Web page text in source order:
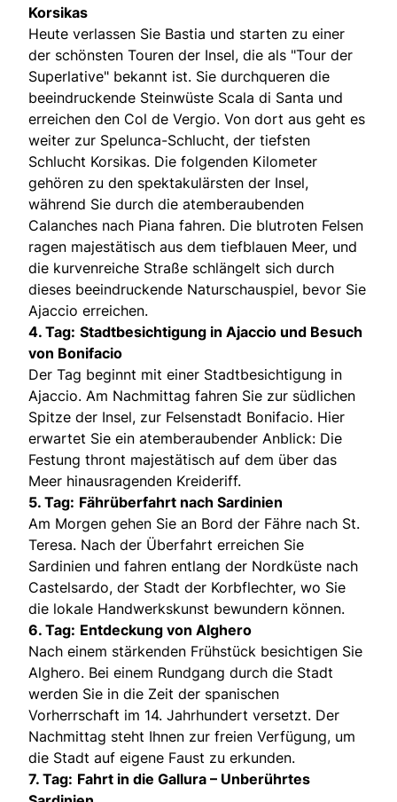
Korsikas
Heute verlassen Sie Bastia und starten zu einer
der schönsten Touren der Insel, die als "Tour der
Superlative" bekannt ist. Sie durchqueren die
beeindruckende Steinwüste Scala di Santa und
erreichen den Col de Vergio. Von dort aus geht es
weiter zur Spelunca-Schlucht, der tiefsten
Schlucht Korsikas. Die folgenden Kilometer
gehören zu den spektakulärsten der Insel,
während Sie durch die atemberaubenden
Calanches nach Piana fahren. Die blutroten Felsen
ragen majestätisch aus dem tiefblauen Meer, und
die kurvenreiche Straße schlängelt sich durch
dieses beeindruckende Naturschauspiel, bevor Sie
Ajaccio erreichen.
4. Tag: Stadtbesichtigung in Ajaccio und Besuch
von Bonifacio
Der Tag beginnt mit einer Stadtbesichtigung in
Ajaccio. Am Nachmittag fahren Sie zur südlichen
Spitze der Insel, zur Felsenstadt Bonifacio. Hier
erwartet Sie ein atemberaubender Anblick: Die
Festung thront majestätisch auf dem über das
Meer hinausragenden Kreideriff.
5. Tag: Fährüberfahrt nach Sardinien
Am Morgen gehen Sie an Bord der Fähre nach St.
Teresa. Nach der Überfahrt erreichen Sie
Sardinien und fahren entlang der Nordküste nach
Castelsardo, der Stadt der Korbflechter, wo Sie
die lokale Handwerkskunst bewundern können.
6. Tag: Entdeckung von Alghero
Nach einem stärkenden Frühstück besichtigen Sie
Alghero. Bei einem Rundgang durch die Stadt
werden Sie in die Zeit der spanischen
Vorherrschaft im 14. Jahrhundert versetzt. Der
Nachmittag steht Ihnen zur freien Verfügung, um
die Stadt auf eigene Faust zu erkunden.
7. Tag: Fahrt in die Gallura – Unberührtes